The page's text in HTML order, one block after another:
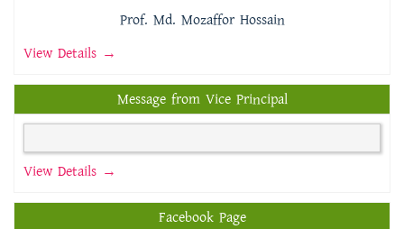
Prof. Md. Mozaffor Hossain
View Details →
Message from Vice Principal
View Details →
Facebook Page